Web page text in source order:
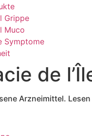
Grippe
Muco
Symptome
de
Arzneimittel.